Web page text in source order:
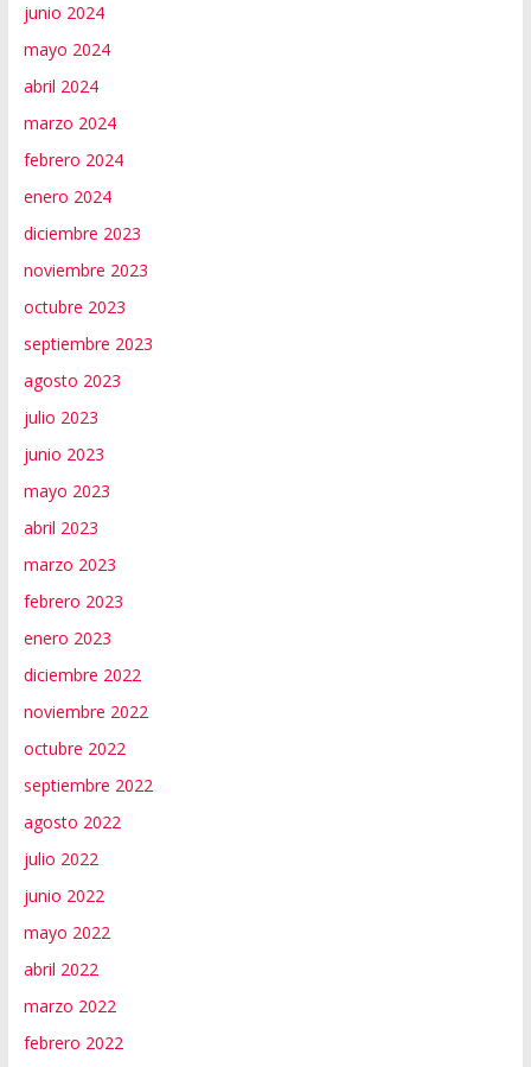
junio 2024
mayo 2024
abril 2024
marzo 2024
febrero 2024
enero 2024
diciembre 2023
noviembre 2023
octubre 2023
septiembre 2023
agosto 2023
julio 2023
junio 2023
mayo 2023
abril 2023
marzo 2023
febrero 2023
enero 2023
diciembre 2022
noviembre 2022
octubre 2022
septiembre 2022
agosto 2022
julio 2022
junio 2022
mayo 2022
abril 2022
marzo 2022
febrero 2022